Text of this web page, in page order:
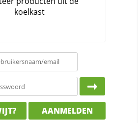
AANMELDEN